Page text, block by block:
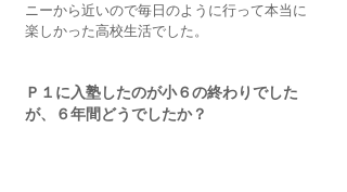
ニーから近いので毎日のように行って本当に
楽しかった高校生活でした。
Ｐ１に入塾したのが小６の終わりでした
が、６年間どうでしたか？